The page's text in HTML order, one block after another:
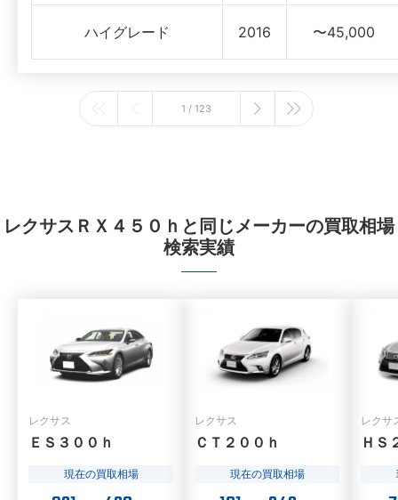
ハイグレード 2016 〜45,000
1 / 123
レクサスＲＸ４５０ｈと同じメーカーの買取相場
検索実績
レクサス
ＥＳ３００ｈ
現在の買取相場
レクサス
ＣＴ２００ｈ
現在の買取相場
レクサ
ＨＳ